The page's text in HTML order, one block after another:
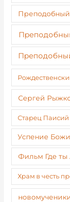
Преподобный
Сергей
Старец Паисий
Успение
Фильм Где ты
Храм в честь